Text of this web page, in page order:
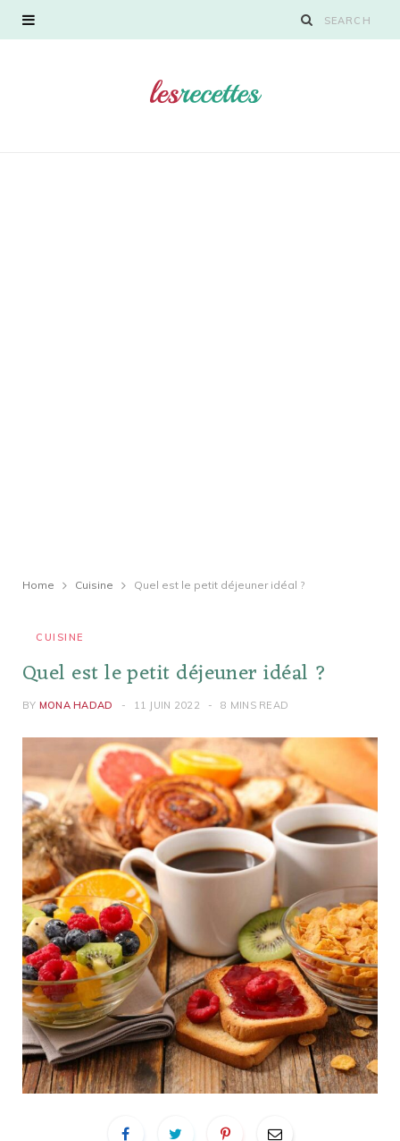
Home Cuisine Quel est le petit déjeuner idéal ?
CUISINE
Quel est le petit déjeuner idéal ?
BY MONA HADAD 11 JUIN 2022 8 MINS READ